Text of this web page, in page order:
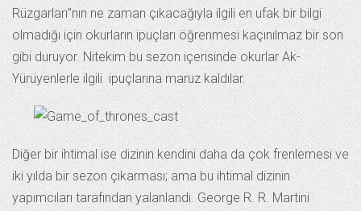
Rüzgarları”nın ne zaman çıkacağıyla ilgili en ufak bir bilgi
olmadığı için okurların ipuçları öğrenmesi kaçınılmaz bir son
gibi duruyor. Nitekim bu sezon içerisinde okurlar Ak-
Yürüyenlerle ilgili ipuçlarına maruz kaldılar.
Diğer bir ihtimal ise dizinin kendini daha da çok frenlemesi ve
iki yılda bir sezon çıkarması; ama bu ihtimal dizinin
yapımcıları tarafından yalanlandı. George R. R. Martini